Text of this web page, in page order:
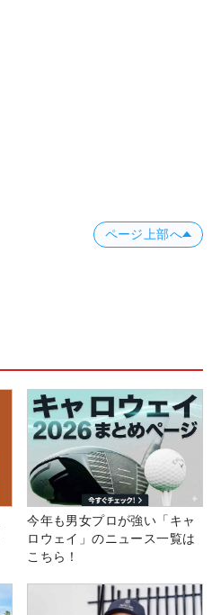
ページ上部へ
今年も男女プロが強い「キャ
ロウェイ」のニュース一覧は
こちら！